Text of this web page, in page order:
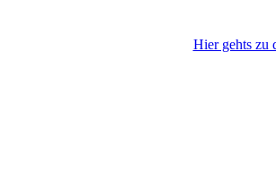
Hier gehts zu